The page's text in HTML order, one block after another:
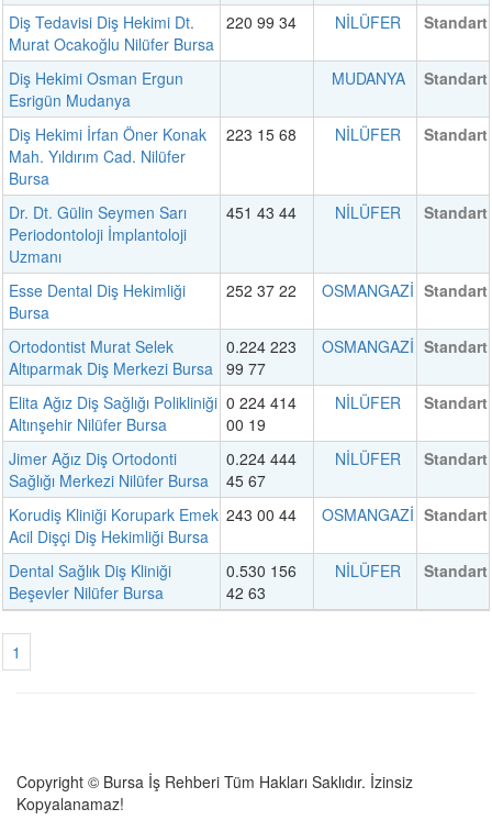
Diş Tedavisi Diş Hekimi Dt.
Murat Ocakoğlu Nilüfer Bursa
220 99 34 NİLÜFER Standart
Diş Hekimi Osman Ergun
Esrigün Mudanya
MUDANYA Standart
Diş Hekimi İrfan Öner Konak
Mah. Yıldırım Cad. Nilüfer
Bursa
223 15 68 NİLÜFER Standart
Dr. Dt. Gülin Seymen Sarı
Periodontoloji İmplantoloji
Uzmanı
451 43 44 NİLÜFER Standart
Esse Dental Diş Hekimliği
Bursa
252 37 22 OSMANGAZİ Standart
Ortodontist Murat Selek
Altıparmak Diş Merkezi Bursa
0.224 223
99 77
OSMANGAZİ Standart
Elita Ağız Diş Sağlığı Polikliniği
Altınşehir Nilüfer Bursa
0 224 414
00 19
NİLÜFER Standart
Jimer Ağız Diş Ortodonti
Sağlığı Merkezi Nilüfer Bursa
0.224 444
45 67
NİLÜFER Standart
Korudiş Kliniği Korupark Emek
Acil Dişçi Diş Hekimliği Bursa
243 00 44 OSMANGAZİ Standart
Dental Sağlık Diş Kliniği
Beşevler Nilüfer Bursa
0.530 156
42 63
NİLÜFER Standart
1
Copyright © Bursa İş Rehberi Tüm Hakları Saklıdır. İzinsiz
Kopyalanamaz!